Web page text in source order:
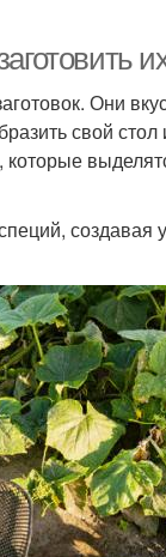
Они
свой стол